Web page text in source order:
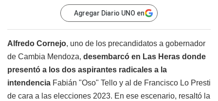
Agregar Diario UNO en
Alfredo Cornejo, uno de los precandidatos a gobernador
de Cambia Mendoza, desembarcó en Las Heras donde
presentó a los dos aspirantes radicales a la
intendencia Fabián "Oso" Tello y al de Francisco Lo Presti
de cara a las elecciones 2023. En ese escenario, resaltó la